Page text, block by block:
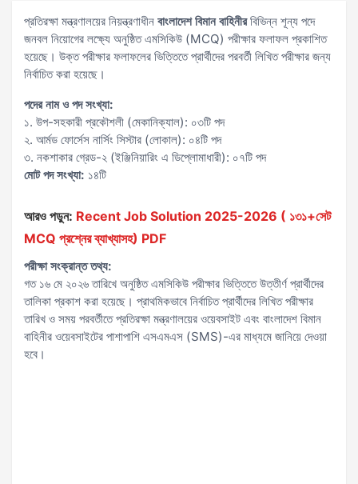
প্রতিরক্ষা মন্ত্রণালয়ের নিয়ন্ত্রণাধীন বাংলাদেশ বিমান বাহিনীরবিভিন্ন শূন্য পদে
জনবল নিয়োগের লক্ষ্যে অনুষ্ঠিত এমসিকিউ (MCQ) পরীক্ষার ফলাফল প্রকাশিত
হয়েছে। উক্ত পরীক্ষার ফলাফলের ভিত্তিতে প্রার্থীদের পরবর্তী লিখিত পরীক্ষার জন্য
নির্বাচিত করা হয়েছে।
পদের নাম ও পদ সংখ্যা:
১. উপ-সহকারী প্রকৌশলী (মেকানিক্যাল): ০৩টি পদ
২. আর্মড ফোর্সেস নার্সিং সিস্টার (লোকাল): ০৪টি পদ
৩. নকশাকার গ্রেড-২ (ইঞ্জিনিয়ারিং এ ডিপ্লোমাধারী): ০৭টি পদ
মোট পদ সংখ্যা: ১৪টি
আরও পড়ুন: Recent Job Solution 2025-2026 ( ১৩১+সেট
MCQ প্রশ্নের ব্যাখ্যাসহ) PDF
পরীক্ষা সংক্রান্ত তথ্য:
গত ১৬ মে ২০২৬ তারিখে অনুষ্ঠিত এমসিকিউ পরীক্ষার ভিত্তিতে উত্তীর্ণ প্রার্থীদের
তালিকা প্রকাশ করা হয়েছে। প্রাথমিকভাবে নির্বাচিত প্রার্থীদের লিখিত পরীক্ষার
তারিখ ও সময় পরবর্তীতে প্রতিরক্ষা মন্ত্রণালয়ের ওয়েবসাইট এবং বাংলাদেশ বিমান
বাহিনীর ওয়েবসাইটের পাশাপাশি এসএমএস (SMS)-এর মাধ্যমে জানিয়ে দেওয়া
হবে।